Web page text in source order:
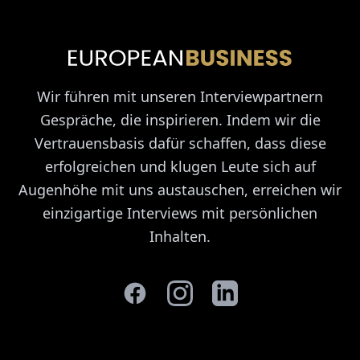
Wir führen mit unseren Interviewpartnern
Gespräche, die inspirieren. Indem wir die
Vertrauensbasis dafür schaffen, dass diese
erfolgreichen und klugen Leute sich auf
Augenhöhe mit uns austauschen, erreichen wir
einzigartige Interviews mit persönlichen
Inhalten.